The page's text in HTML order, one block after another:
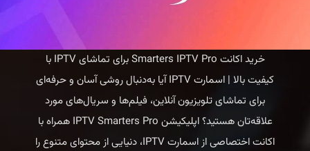
تیوی
خرید اکانت Smarters IPTV Pro برای تماشای IPTV با
کیفیت بالا | اسمارت IPTV آیا به‌دنبال روشی آسان و حرفه‌ای
برای تماشای تلویزیون آنلاین، فیلم‌ها و سریال‌های مورد
علاقه‌تان هستید؟ اپلیکیشن IPTV Smarters Pro همراه با
اکانت اختصاصی از اسمارت IPTV، دنیایی از محتوای متنوع را